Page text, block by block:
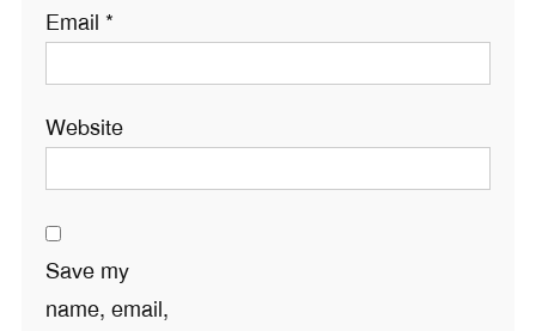
Email *
Website
Save my
name, email,